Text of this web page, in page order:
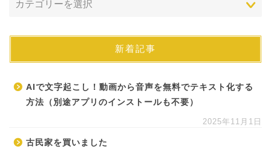
新着記事
AIで文字起こし！動画から音声を無料でテキスト化する
方法（別途アプリのインストールも不要）
2025年11月1日
古民家を買いました